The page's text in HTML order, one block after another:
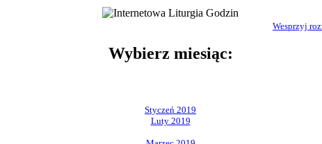
Wesprzyj
Wybierz miesiąc:
Styczeń 2019
Luty 2019